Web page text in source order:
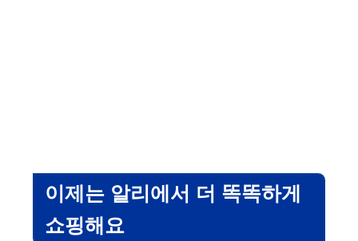
이제는 알리에서 더 똑똑하게
쇼핑해요